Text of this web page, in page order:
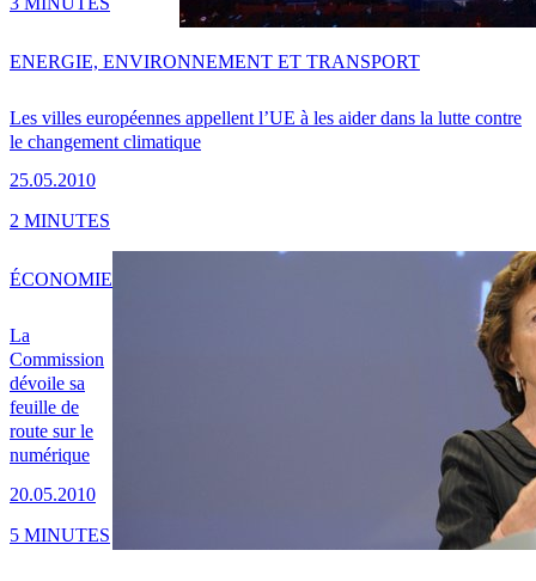
Les villes européennes appellent l’UE à les aider dans la lutte contre
le changement climatique
25.05.2010
ENERGIE, ENVIRONNEMENT ET TRANSPORT
2 MINUTES
La
Commission
dévoile sa
feuille de
route sur le
numérique
20.05.2010
ÉCONOMIE
5 MINUTES